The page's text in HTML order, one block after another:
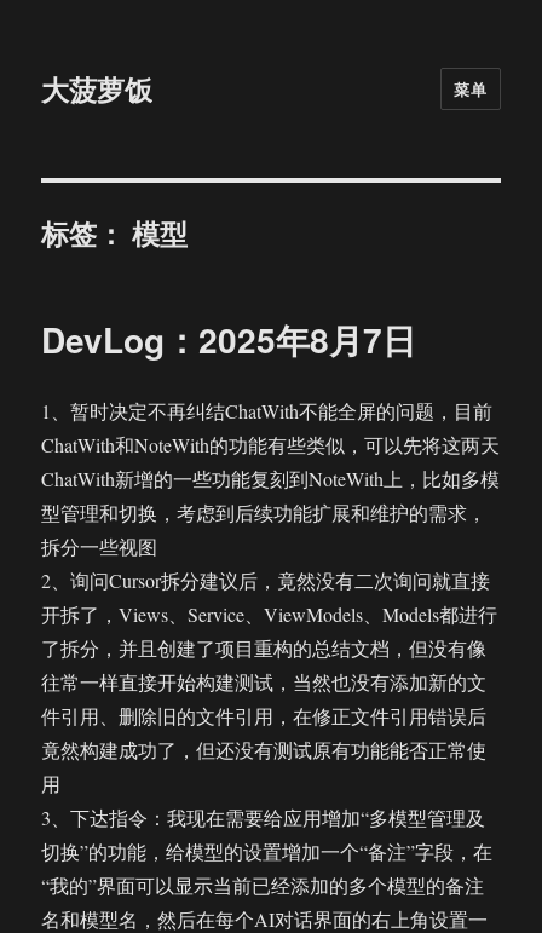
大菠萝饭 菜单
标签：模型
DevLog：2025年8月7日
1、暂时决定不再纠结ChatWith不能全屏的问题，目前
ChatWith和NoteWith的功能有些类似，可以先将这两天
ChatWith新增的一些功能复刻到NoteWith上，比如多模
型管理和切换，考虑到后续功能扩展和维护的需求，
拆分一些视图
2、询问Cursor拆分建议后，竟然没有二次询问就直接
开拆了，Views、Service、ViewModels、Models都进行
了拆分，并且创建了项目重构的总结文档，但没有像
往常一样直接开始构建测试，当然也没有添加新的文
件引用、删除旧的文件引用，在修正文件引用错误后
竟然构建成功了，但还没有测试原有功能能否正常使
用
3、下达指令：我现在需要给应用增加“多模型管理及
切换”的功能，给模型的设置增加一个“备注”字段，在
“我的”界面可以显示当前已经添加的多个模型的备注
名和模型名，然后在每个AI对话界面的右上角设置一